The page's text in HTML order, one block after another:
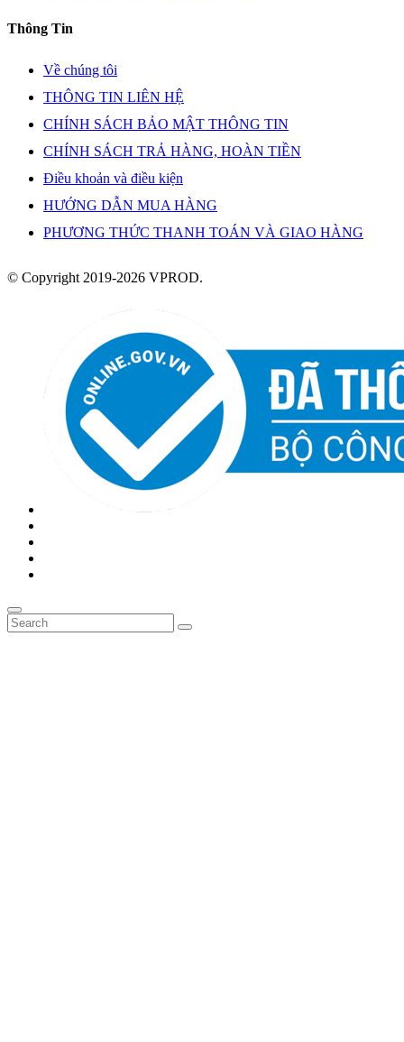
Thông Tin
Về chúng tôi
THÔNG TIN LIÊN HỆ
CHÍNH SÁCH BẢO MẬT THÔNG TIN
CHÍNH SÁCH TRẢ HÀNG, HOÀN TIỀN
Điều khoản và điều kiện
HƯỚNG DẪN MUA HÀNG
PHƯƠNG THỨC THANH TOÁN VÀ GIAO HÀNG
© Copyright 2019-2026 VPROD.